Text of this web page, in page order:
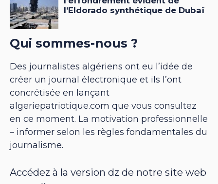
Qui sommes-nous ?
Des journalistes algériens ont eu l’idée de
créer un journal électronique et ils l’ont
concrétisée en lançant
algeriepatriotique.com que vous consultez
en ce moment. La motivation professionnelle
– informer selon les règles fondamentales du
journalisme.
Accédez à la version dz de notre site web